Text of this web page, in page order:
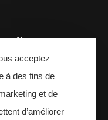
Youtube
acceptez
à des fins de
et de
d’améliorer